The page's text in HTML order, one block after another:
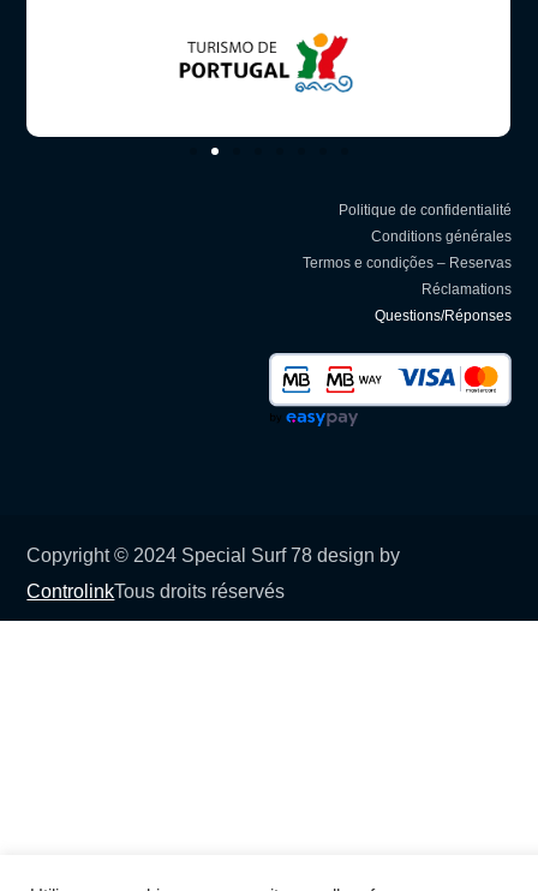
Politique de confidentialité
Conditions générales
Termos e condições – Reservas
Réclamations
Questions/Réponses
Copyright © 2024 Special Surf 78 design by
ControlinkTous droits réservés